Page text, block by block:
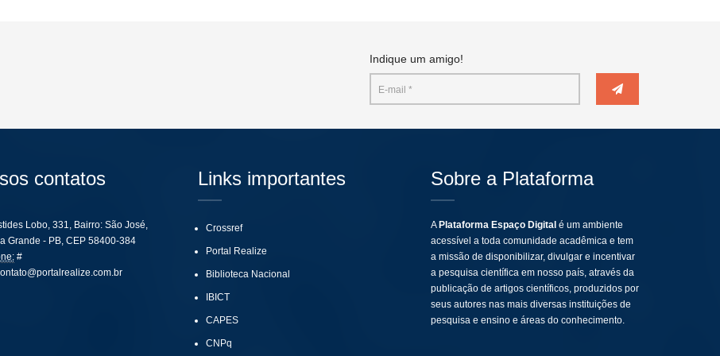
Indique um amigo!
contatos
Lobo, 331, Bairro: São José,
Grande - PB, CEP 58400-384
#
Links importantes
Crossref
Portal Realize
Biblioteca Nacional
IBICT
CAPES
CNPq
Sobre a Plataforma
A Plataforma Espaço Digital é um ambiente
acessível a toda comunidade acadêmica e tem
a missão de disponibilizar, divulgar e incentivar
a pesquisa científica em nosso país, através da
publicação de artigos científicos, produzidos por
seus autores nas mais diversas instituições de
pesquisa e ensino e áreas do conhecimento.